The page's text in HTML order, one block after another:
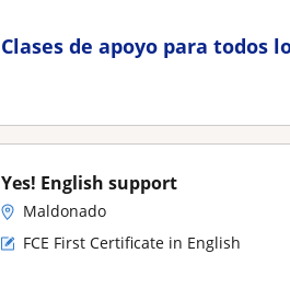
Clases de apoyo para todos
Yes! English support
Maldonado
FCE First Certificate in English